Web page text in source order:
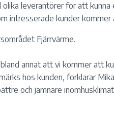
leverantörer för att
intresserade kunder
Fjärrvärme.
annat att vi kommer att
hos kunden, förklarar
och jämnare